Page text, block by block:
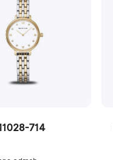
714